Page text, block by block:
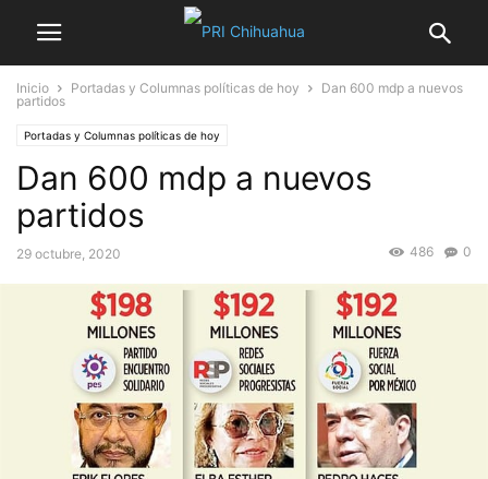
Inicio Portadas y Columnas políticas de hoy
Dan 600 mdp a nuevos
partidos
Portadas y Columnas políticas de hoy
Dan 600 mdp a nuevos
partidos
29 octubre, 2020 0
486